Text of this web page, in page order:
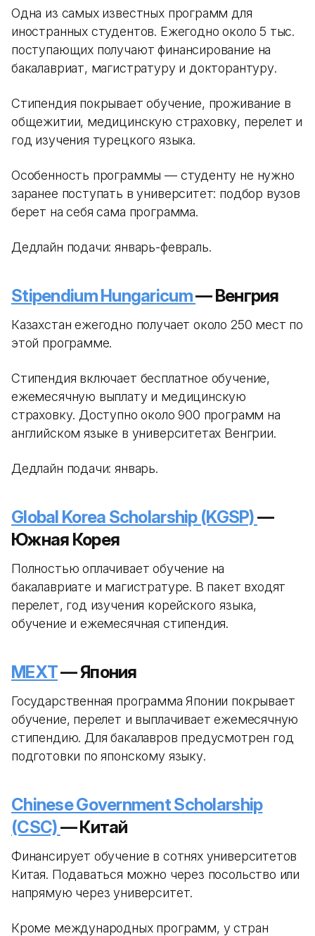
Одна из самых известных программ для
иностранных студентов. Ежегодно около 5 тыс.
поступающих получают финансирование на
бакалавриат, магистратуру и докторантуру.
Стипендия покрывает обучение, проживание в
общежитии, медицинскую страховку, перелет и
год изучения турецкого языка.
Особенность программы — студенту не нужно
заранее поступать в университет: подбор вузов
берет на себя сама программа.
Дедлайн подачи: январь-февраль.
Stipendium Hungaricum— Венгрия
Казахстан ежегодно получает около 250 мест по
этой программе.
Стипендия включает бесплатное обучение,
ежемесячную выплату и медицинскую
страховку. Доступно около 900 программ на
английском языке в университетах Венгрии.
Дедлайн подачи: январь.
Global Korea Scholarship (KGSP)—
Южная Корея
Полностью оплачивает обучение на
бакалавриате и магистратуре. В пакет входят
перелет, год изучения корейского языка,
обучение и ежемесячная стипендия.
MEXT— Япония
Государственная программа Японии покрывает
обучение, перелет и выплачивает ежемесячную
стипендию. Для бакалавров предусмотрен год
подготовки по японскому языку.
Chinese Government Scholarship
(CSC)— Китай
Финансирует обучение в сотнях университетов
Китая. Подаваться можно через посольство или
напрямую через университет.
Кроме международных программ, у стран